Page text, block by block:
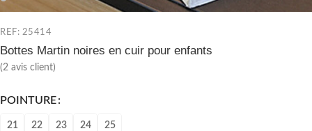
REF: 25414
Bottes Martin noires en cuir pour enfants
(2 avis client)
POINTURE
21 22 23 24 25